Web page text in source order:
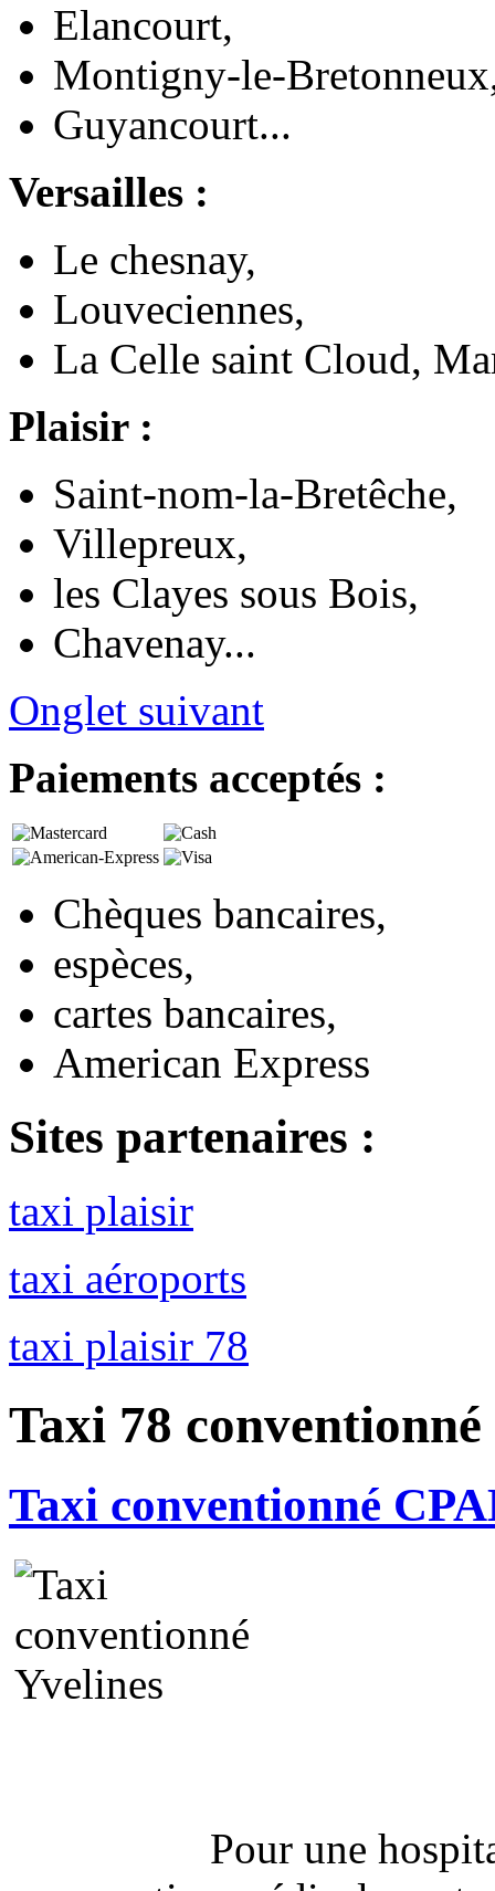
Elancourt,
Montigny-le-
Guyancourt...
Versailles :
Le chesnay,
Louveciennes,
La Celle saint Cloud,
Plaisir :
Saint-nom-la-Bretêche,
Villepreux,
les Clayes sous Bois,
Chavenay...
Onglet suivant
Paiements acceptés :
Chèques bancaires,
espèces,
cartes bancaires,
American Express
Sites partenaires :
taxi plaisir
taxi aéroports
taxi plaisir 78
Taxi 78 conventionné
Taxi conventionné
Pour une